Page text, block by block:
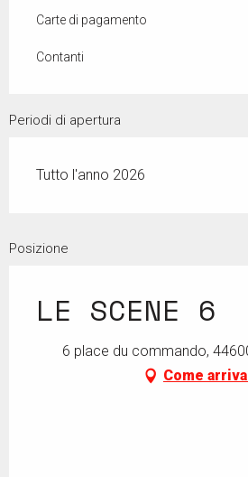
Carte di pagamento
Contanti
Periodi di apertura
Tutto l'anno 2026
Posizione
LE SCENE 6
6 place du commando,
Come